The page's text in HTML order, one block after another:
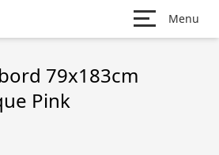
Menu
79x183cm
Pink